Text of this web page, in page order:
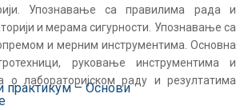
Упознавање са правилима рада и
и мерама сигурности. Упознавање са
и мерним инструментима. Oсновна
руковање инструментима и
о лабораторијском раду и резултатима
практикум – Основи